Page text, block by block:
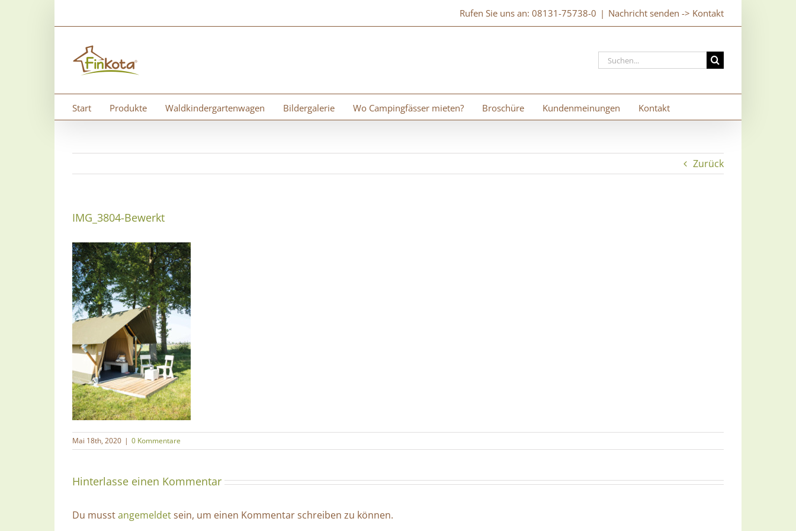
Rufen Sie uns an: 08131-75738-0 | Nachricht senden -> Kontakt
Suche
nach:
Start Produkte Waldkindergartenwagen Bildergalerie Wo Campingfässer mieten? Broschüre Kundenmeinungen Kontakt
Zurück
IMG_3804-Bewerkt
Mai 18th, 2020 | 0 Kommentare
Hinterlasse einen Kommentar
Du musstangemeldetsein, um einen Kommentar schreiben zu können.